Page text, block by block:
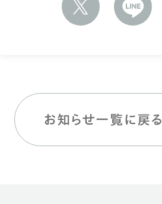
お知らせ一覧に戻る